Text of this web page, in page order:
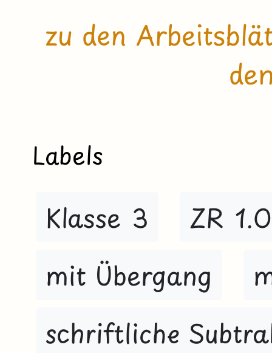
zu den
Labels
Klasse 3
ZR
mit Übergang
schriftliche